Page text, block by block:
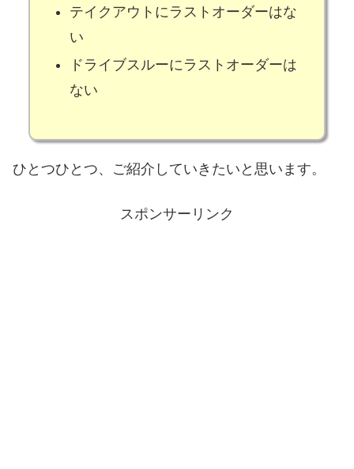
テイクアウトにラストオーダーはな
い
ドライブスルーにラストオーダーは
ない
ひとつひとつ、ご紹介していきたいと思います。
スポンサーリンク